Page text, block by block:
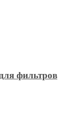
фильтров